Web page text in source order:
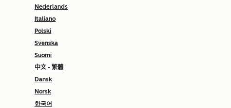
Nederlands
Italiano
Polski
Svenska
Suomi
中文 - 繁體
Dansk
Norsk
한국어